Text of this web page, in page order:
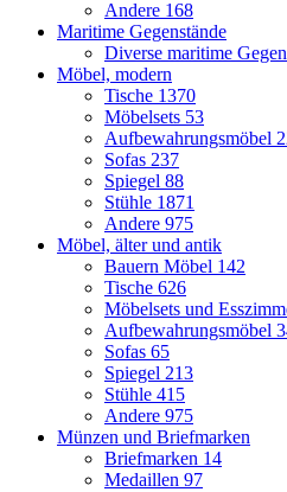
Andere 168
Maritime Gegenstände
Diverse maritime
Möbel, modern
Tische 1370
Möbelsets 53
Aufbewahrungsmöbel
Sofas 237
Spiegel 88
Stühle 1871
Andere 975
Möbel, älter und antik
Bauern Möbel 142
Tische 626
Möbelsets und
Aufbewahrungsmöbel
Sofas 65
Spiegel 213
Stühle 415
Andere 975
Münzen und Briefmarken
Briefmarken 14
Medaillen 97